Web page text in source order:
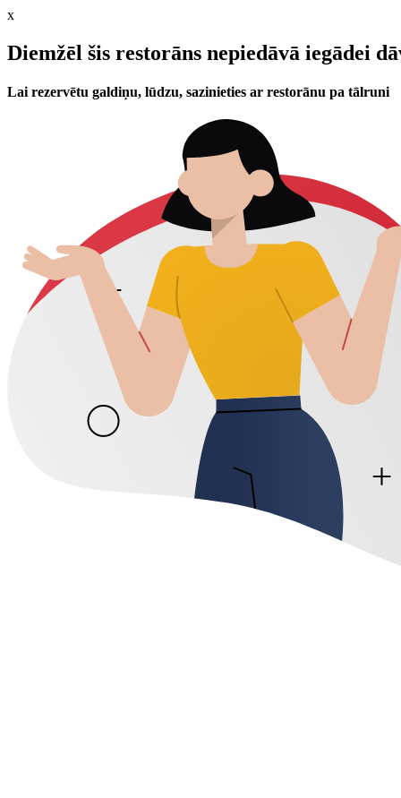
x
Diemžēl šis restorāns nepiedāvā iegādei
Lai rezervētu galdiņu, lūdzu, sazinieties ar restorānu pa tālruni